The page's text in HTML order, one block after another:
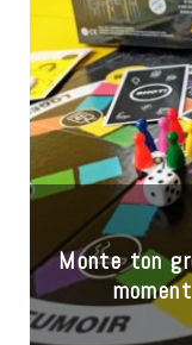
Monte ton